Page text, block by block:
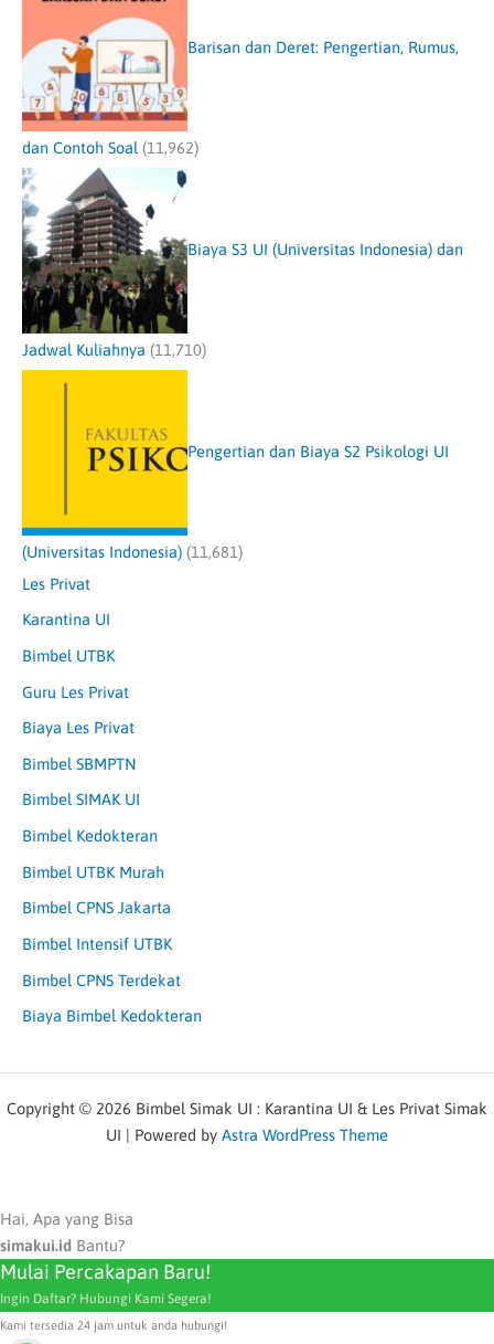
Barisan dan Deret: Pengertian, Rumus,
dan Contoh Soal (11,962)
Biaya S3 UI (Universitas Indonesia) dan
Jadwal Kuliahnya (11,710)
Pengertian dan Biaya S2 Psikologi UI
(Universitas Indonesia) (11,681)
Les Privat
Karantina UI
Bimbel UTBK
Guru Les Privat
Biaya Les Privat
Bimbel SBMPTN
Bimbel SIMAK UI
Bimbel Kedokteran
Bimbel UTBK Murah
Bimbel CPNS Jakarta
Bimbel Intensif UTBK
Bimbel CPNS Terdekat
Biaya Bimbel Kedokteran
Copyright © 2026 Bimbel Simak UI : Karantina UI & Les Privat Simak
UI | Powered by Astra WordPress Theme
Hai, Apa yang Bisa
simakui.id Bantu?
Mulai Percakapan Baru!
Ingin Daftar? Hubungi Kami Segera!
Kami tersedia 24 jam untuk anda hubungi!